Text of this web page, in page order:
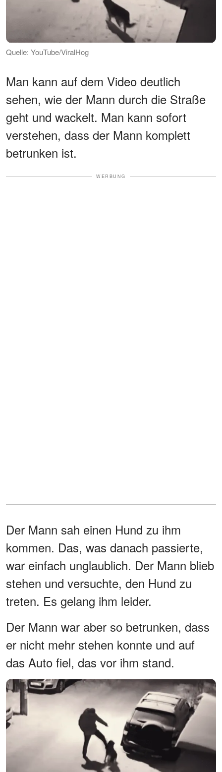
Quelle: YouTube/ViralHog
Man kann auf dem Video deutlich
sehen, wie der Mann durch die Straße
geht und wackelt. Man kann sofort
verstehen, dass der Mann komplett
betrunken ist.
WERBUNG
Der Mann sah einen Hund zu ihm
kommen. Das, was danach passierte,
war einfach unglaublich. Der Mann blieb
stehen und versuchte, den Hund zu
treten. Es gelang ihm leider.
Der Mann war aber so betrunken, dass
er nicht mehr stehen konnte und auf
das Auto fiel, das vor ihm stand.